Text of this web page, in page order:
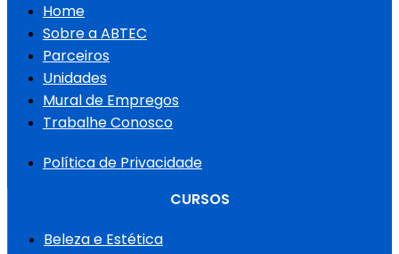
Home
Sobre a ABTEC
Parceiros
Unidades
Mural de Empregos
Trabalhe Conosco
Política de Privacidade
CURSOS
Beleza e Estética